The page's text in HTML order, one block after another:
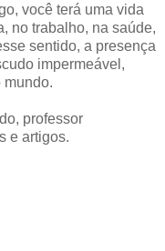
você terá uma vida
no trabalho, na saúde,
sentido, a presença
impermeável,
mundo.
professor
e artigos.